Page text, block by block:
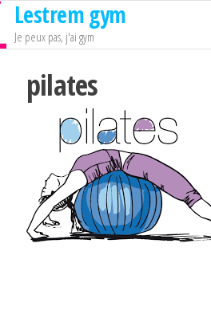
Lestrem gym
Je peux pas, j'ai gym
pilates